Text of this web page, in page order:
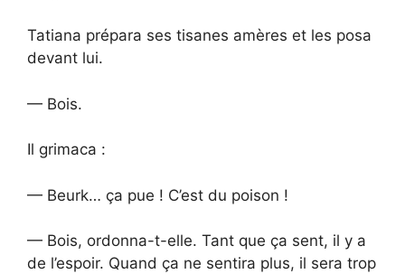
Tatiana prépara ses tisanes amères et les posa
devant lui.
— Bois.
Il grimaca :
— Beurk… ça pue ! C’est du poison !
— Bois, ordonna-t-elle. Tant que ça sent, il y a
de l’espoir. Quand ça ne sentira plus, il sera trop